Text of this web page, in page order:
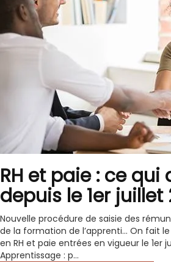
RH et paie : ce
depuis le 1er juillet
Nouvelle procédure de saisie des
de la formation de l’apprenti… On fait
en RH et paie entrées en vigueur le 1er
Apprentissage : p...